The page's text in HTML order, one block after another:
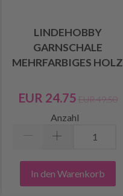
LINDEHOBBY
GARNSCHALE
MEHRFARBIGES HOLZ
EUR 24.75 EUR 49.50
Anzahl
In den Warenkorb